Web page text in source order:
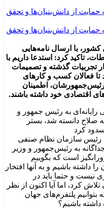
با ارسال نامه‌هایی
تاکید کرد: استدعا داریم با
تجربیات گذشته و تصمیمات
تا فعالان کسب و کارهای
اطمینان
اقتصادی خود داشته باشند.
به رئیس جمهور و
صلاح دانسته شد، بستر
کرد
رئیس سازمان نظام صنفی
به رئیس‌جمهور و وزیر
است که بگوییم
داشته باشیم و به آنها افتخار
نیست و حتما باید در
کرد، اما آیا اکنون از نظر
پلتفرم‌های جهان
داشته باشیم؟